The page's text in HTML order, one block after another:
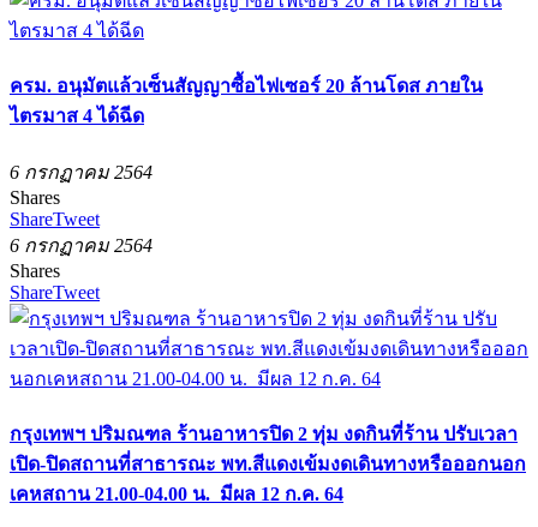
ครม. อนุมัตแล้วเซ็นสัญญาซื้อไฟเซอร์ 20 ล้านโดส ภายใน
ไตรมาส 4 ได้ฉีด
6 กรกฏาคม 2564
Shares
ShareTweet
6 กรกฏาคม 2564
Shares
ShareTweet
กรุงเทพฯ ปริมณฑล ร้านอาหารปิด 2 ทุ่ม งดกินที่ร้าน ปรับเวลา
เปิด-ปิดสถานที่สาธารณะ พท.สีแดงเข้มงดเดินทางหรือออกนอก
เคหสถาน 21.00-04.00 น. มีผล 12 ก.ค. 64